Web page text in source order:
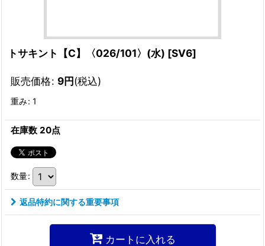
トサキント【C】〈026/101〉(水) [SV6]
販売価格: 9円(税込)
重み: 1
在庫数 20点
数量:
返品特約に関する重要事項
カートに入れる